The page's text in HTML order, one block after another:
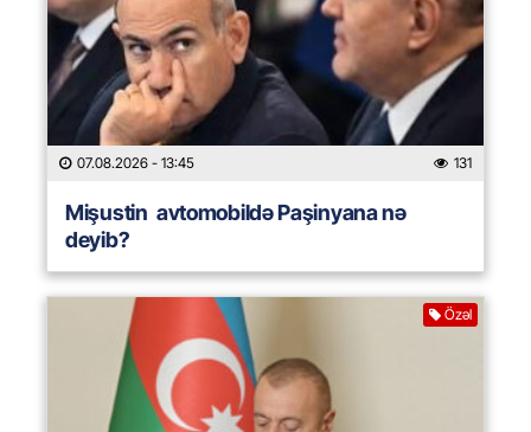
07.08.2026 - 13:45 131
Mişustin avtomobildə Paşinyana nə
deyib?
Özəl